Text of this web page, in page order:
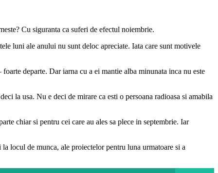
Cu siguranta ca suferi de efectul noiembrie.
luni ale anului nu sunt deloc apreciate. Iata care sunt motivele
departe. Dar iarna cu a ei mantie alba minunata inca nu este
la usa. Nu e deci de mirare ca esti o persoana radioasa si amabila
chiar si pentru cei care au ales sa plece in septembrie. Iar
locul de munca, ale proiectelor pentru luna urmatoare si a